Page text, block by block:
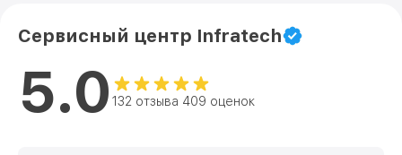
Сервисный центр Infratech
5.0 132 отзыва 409 оценок